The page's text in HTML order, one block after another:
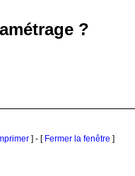
?
] - [ Fermer la fenêtre ]